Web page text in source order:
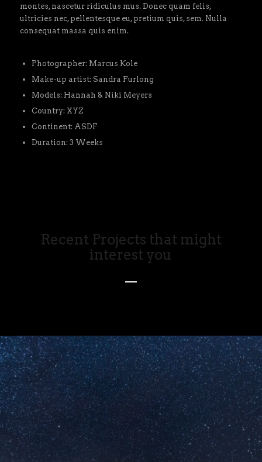
montes, nascetur ridiculus mus. Donec quam felis,
ultricies nec, pellentesque eu, pretium quis, sem. Nulla
consequat massa quis enim.
Photographer: Marcus Kole
Make-up artist: Sandra Furlong
Models: Hannah & Niki Meyers
Country: XYZ
Continent: ASDF
Duration: 3 Weeks
Recent Projects that might
interest you